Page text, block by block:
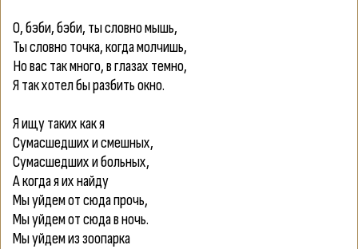
О, бэби, бэби, ты словно мышь,
Ты словно точка, когда молчишь,
Но вас так много, в глазах темно,
Я так хотел бы разбить окно.
Я ищу таких как я
Сумасшедших и смешных,
Сумасшедших и больных,
А когда я их найду
Мы уйдем от сюда прочь,
Мы уйдем от сюда в ночь.
Мы уйдем из зоопарка